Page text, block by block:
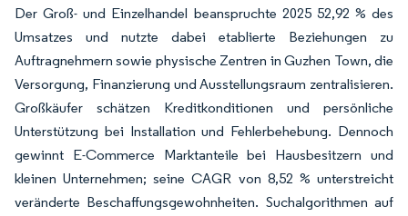
Der Groß- und Einzelhandel beanspruchte 2025 52,92 % des
Umsatzes und nutzte dabei etablierte Beziehungen zu
Auftragnehmern sowie physische Zentren in Guzhen Town, die
Versorgung, Finanzierung und Ausstellungsraum zentralisieren.
Großkäufer schätzen Kreditkonditionen und persönliche
Unterstützung bei Installation und Fehlerbehebung. Dennoch
gewinnt E-Commerce Marktanteile bei Hausbesitzern und
kleinen Unternehmen; seine CAGR von 8,52 % unterstreicht
veränderte Beschaffungsgewohnheiten. Suchalgorithmen auf